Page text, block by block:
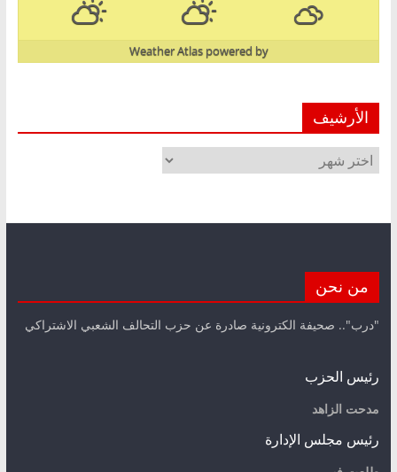
powered by
Weather Atlas
الأرشيف
الأرشيف
من نحن
"درب".. صحيفة الكترونية صادرة عن حزب التحالف الشعبي الاشتراكي
رئيس الحزب
مدحت الزاهد
رئيس مجلس الإدارة